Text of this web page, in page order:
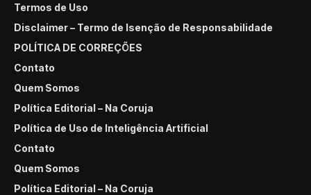
Termos de Uso
Disclaimer – Termo de Isenção de Responsabilidade
POLÍTICA DE CORREÇÕES
Contato
Quem Somos
Política Editorial – Na Coruja
Política de Uso de Inteligência Artificial
Contato
Quem Somos
Política Editorial – Na Coruja